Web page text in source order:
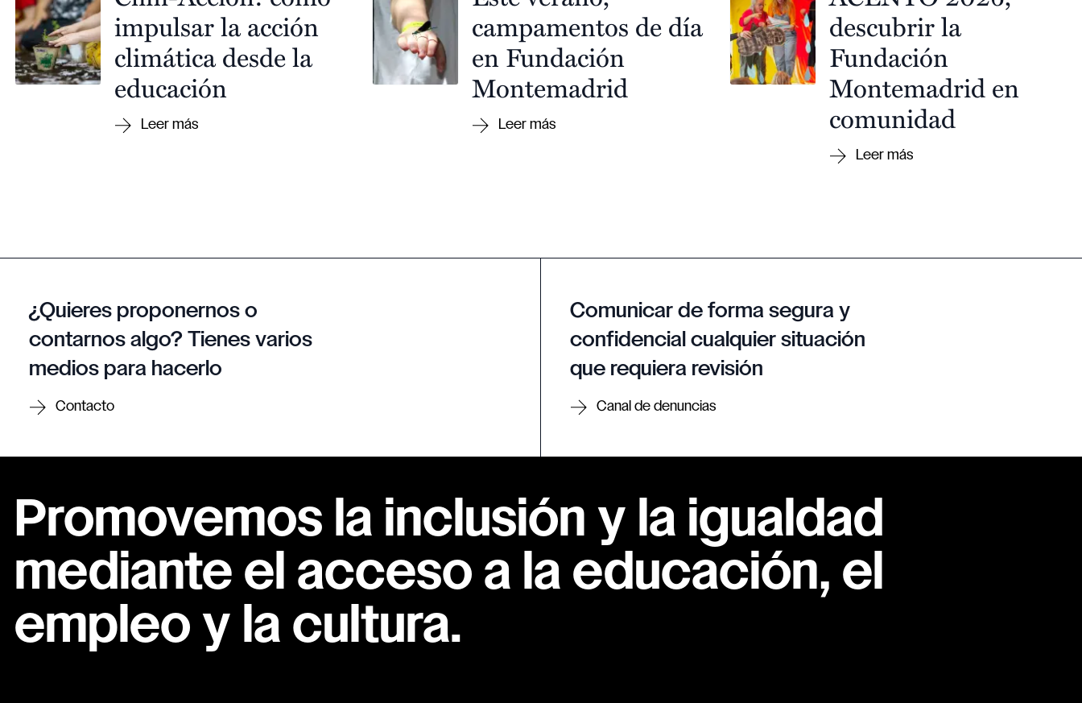
impulsar la acción
climática desde la
educación
campamentos de día
en Fundación
Montemadrid
descubrir la
Fundación
Montemadrid en
comunidad
¿Quieres proponernos o
contarnos algo? Tienes varios
medios para hacerlo
Contacto
Comunicar de forma segura y
confidencial cualquier situación
que requiera revisión
Canal de denuncias
Promovemos la inclusión y la igualdad
mediante el acceso a la educación, el
empleo y la cultura.